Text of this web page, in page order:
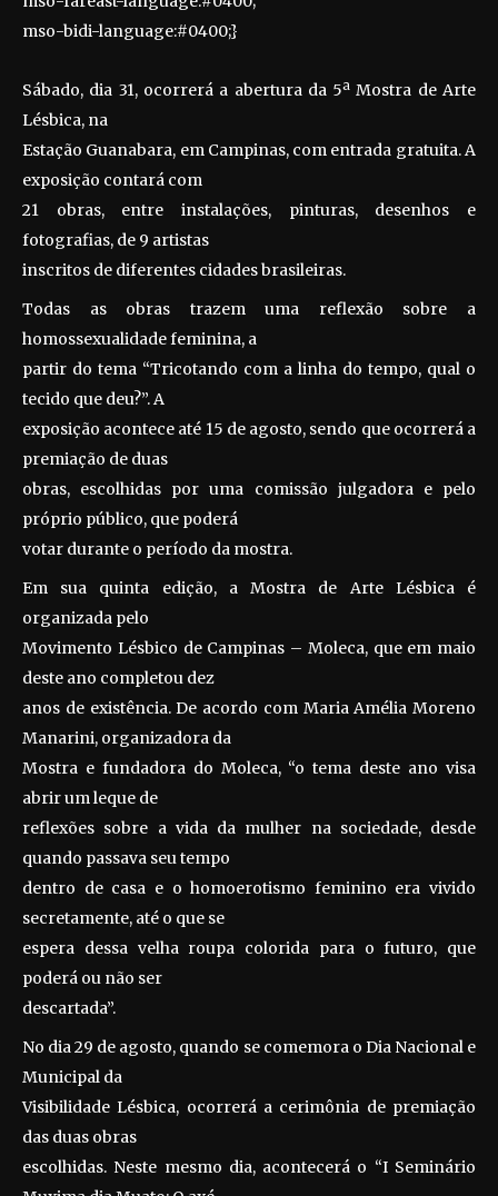
mso-bidi-language:#0400;}
Sábado, dia 31, ocorrerá a abertura da 5ª Mostra de Arte
Lésbica, na
Estação Guanabara, em Campinas, com entrada gratuita. A
exposição contará com
21 obras, entre instalações, pinturas, desenhos e
fotografias, de 9 artistas
inscritos de diferentes cidades brasileiras.
Todas as obras trazem uma reflexão sobre a
homossexualidade feminina, a
partir do tema “Tricotando com a linha do tempo, qual o
tecido que deu?”. A
exposição acontece até 15 de agosto, sendo que ocorrerá a
premiação de duas
obras, escolhidas por uma comissão julgadora e pelo
próprio público, que poderá
votar durante o período da mostra.
Em sua quinta edição, a Mostra de Arte Lésbica é
organizada pelo
Movimento Lésbico de Campinas – Moleca, que em maio
deste ano completou dez
anos de existência. De acordo com Maria Amélia Moreno
Manarini, organizadora da
Mostra e fundadora do Moleca, “o tema deste ano visa
abrir um leque de
reflexões sobre a vida da mulher na sociedade, desde
quando passava seu tempo
dentro de casa e o homoerotismo feminino era vivido
secretamente, até o que se
espera dessa velha roupa colorida para o futuro, que
poderá ou não ser
descartada”.
No dia 29 de agosto, quando se comemora o Dia Nacional e
Municipal da
Visibilidade Lésbica, ocorrerá a cerimônia de premiação
das duas obras
escolhidas. Neste mesmo dia, acontecerá o “I Seminário